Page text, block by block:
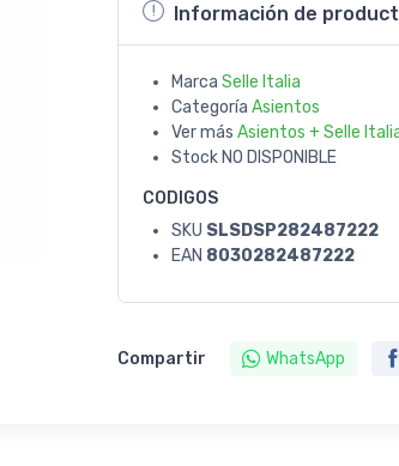
Información de
Marca Selle Italia
Categoría Asientos
Ver más Asientos + Selle
Stock NO DISPONIBLE
CODIGOS
SKU SLSDSP282487222
EAN 8030282487222
Compartir WhatsApp